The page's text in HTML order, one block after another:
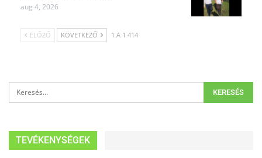
aug 4, 2026
ELŐZŐ KÖVETKEZŐ 1 A 1 414
TEVÉKENYSÉGEK